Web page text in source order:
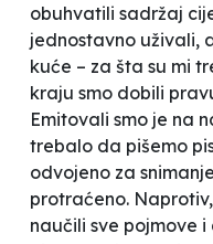
obuhvatili sadržaj
jednostavno uživali,
kuće – za šta su mi
kraju smo dobili
Emitovali smo je na
trebalo da pišemo
odvojeno za
protraćeno.
naučili sve pojmove